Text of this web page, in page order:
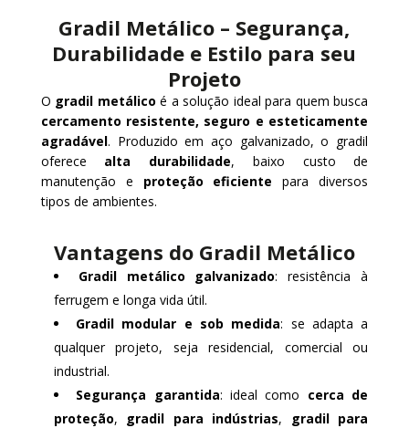
Gradil Metálico – Segurança,
Durabilidade e Estilo para seu
Projeto
O gradil metálico é a solução ideal para quem busca
cercamento resistente, seguro e esteticamente
agradável. Produzido em aço galvanizado, o gradil
oferece alta durabilidade, baixo custo de
manutenção e proteção eficiente para diversos
tipos de ambientes.
Vantagens do Gradil Metálico
Gradil metálico galvanizado: resistência à
ferrugem e longa vida útil.
Gradil modular e sob medida: se adapta a
qualquer projeto, seja residencial, comercial ou
industrial.
Segurança garantida: ideal como cerca de
proteção, gradil para indústrias, gradil para